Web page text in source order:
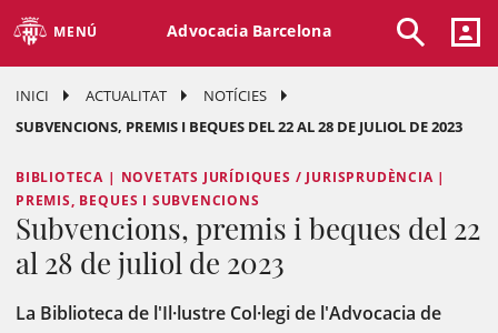
MENÚ Advocacia Barcelona
INICI ACTUALITAT
NOTÍCIES
SUBVENCIONS, PREMIS I BEQUES DEL 22 AL 28 DE JULIOL DE 2023
BIBLIOTECA | NOVETATS JURÍDIQUES / JURISPRUDÈNCIA |
PREMIS, BEQUES I SUBVENCIONS
Subvencions, premis i beques del 22
al 28 de juliol de 2023
La Biblioteca de l'Il·lustre Col·legi de l'Advocacia de